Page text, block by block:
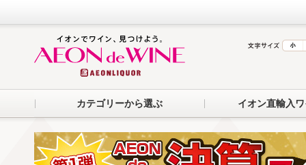
カテゴリーから選ぶ イオン直輸入